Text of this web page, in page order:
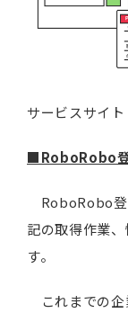
サービスサイト
■RoboRobo
RoboRobo登
記の取得作業
す。
これまでの企